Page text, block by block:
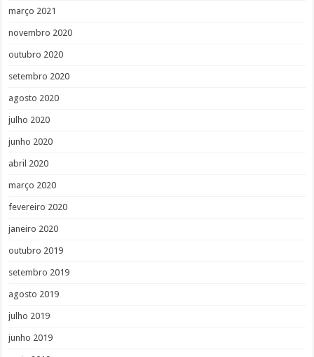
março 2021
novembro 2020
outubro 2020
setembro 2020
agosto 2020
julho 2020
junho 2020
abril 2020
março 2020
fevereiro 2020
janeiro 2020
outubro 2019
setembro 2019
agosto 2019
julho 2019
junho 2019